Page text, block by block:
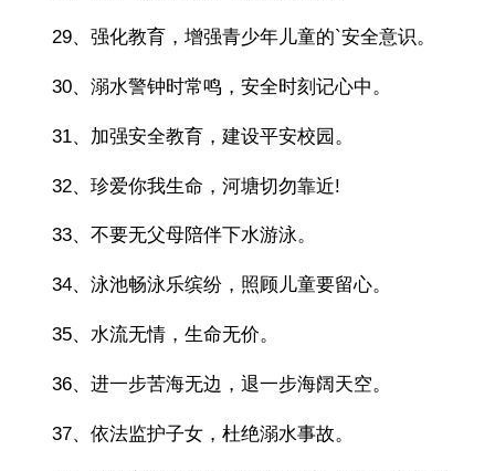
29、强化教育，增强青少年儿童的`安全意识。
30、溺水警钟时常鸣，安全时刻记心中。
31、加强安全教育，建设平安校园。
32、珍爱你我生命，河塘切勿靠近!
33、不要无父母陪伴下水游泳。
34、泳池畅泳乐缤纷，照顾儿童要留心。
35、水流无情，生命无价。
36、进一步苦海无边，退一步海阔天空。
37、依法监护子女，杜绝溺水事故。